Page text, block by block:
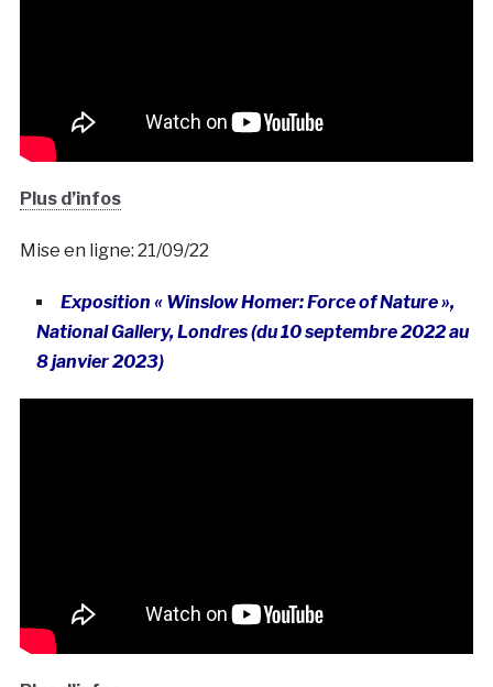
Plus d’infos
Mise en ligne: 21/09/22
Exposition « Winslow Homer: Force of Nature »,
National Gallery, Londres (du 10 septembre 2022 au
8 janvier 2023)